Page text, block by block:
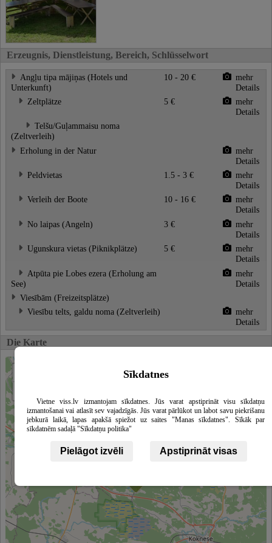
Erzeugnis, Dienstleistung, Bereich, Schlüsselwort
Angļu tipa mājiņas (Hotels und
Unterkunft)
10 - 20 €
mehr
Details
Zeltplätze
5 €
mehr
Details
Telšu/Guļammaisu noma
(Zeltverleih)
Erholung in der Natur
mehr
Details
Peldvietas
1.5 - 3 €
mehr
Details
Verleih der Boote
10 - 16 €
mehr
Details
No laipas (Angeln)
3 €
mehr
Details
Ugunskura vietas (Piknikplätze)
5 €
mehr
Details
Atpūta pie Lobes ezera (Erholung am
See)
mehr
Details
Viesībām (Freizeitsplätze)
Viesību telts, galdu noma (Zeltverleih)
mehr
Details
Die Karte
Sīkdatnes
Vietne viss.lv izmantojam sīkdatnes. Jūs varat apstiprināt visu sīkdatņu
izmantošanai vai atlasīt sev vajadzīgās. Jūs varat pārlūkot un labot savu piekrišanu
jebkurā laikā, lapas apakšā spiežot uz saites "Manas sīkdatnes". Sīkāk par
sīkdatnēm sadaļā "Sīkdatņu politika"
Pielāgot izvēli Apstiprināt visas